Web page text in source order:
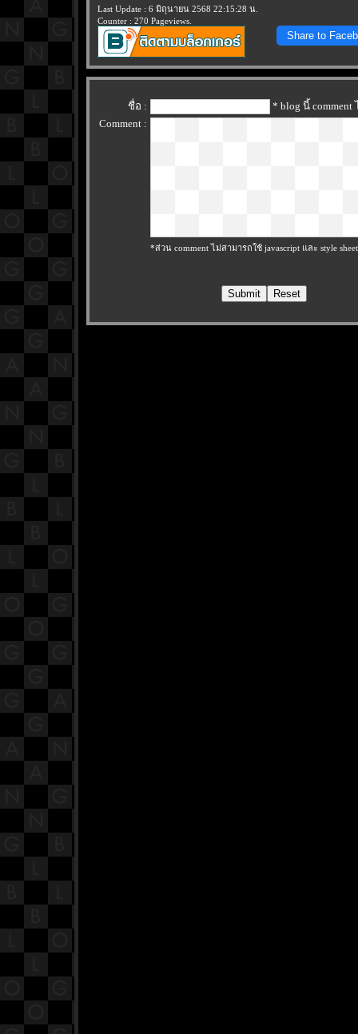
Last Update : 6 มิถุนายน 2568 22:15:28 น.
Counter : 270 Pageviews.
Share to
ชื่อ :
* blog นี้
Comment :
*ส่วน comment ไม่สามารถใช้ javascript และ style sheet